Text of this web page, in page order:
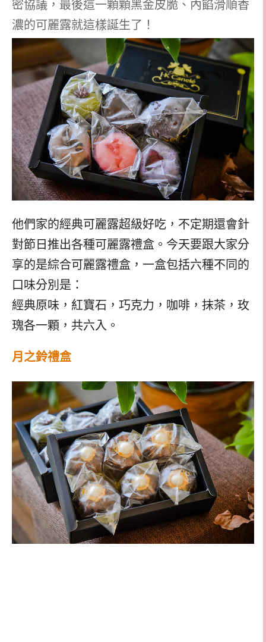
密協議，最後這一顆顆黑金皮脆、內餡滑順香
濃的可麗露就這樣誕生了！
他們家的經典可麗露超級好吃，不定期還會針
對節日推出各種可麗露禮盒。今天要跟大家分
享的是綜合可麗露禮盒，一盒包括六種不同的
口味分別是：
經典原味，紅寶石，巧克力，咖啡，抹茶，玫
瑰各一顆，共六入。
月之鈴禮盒